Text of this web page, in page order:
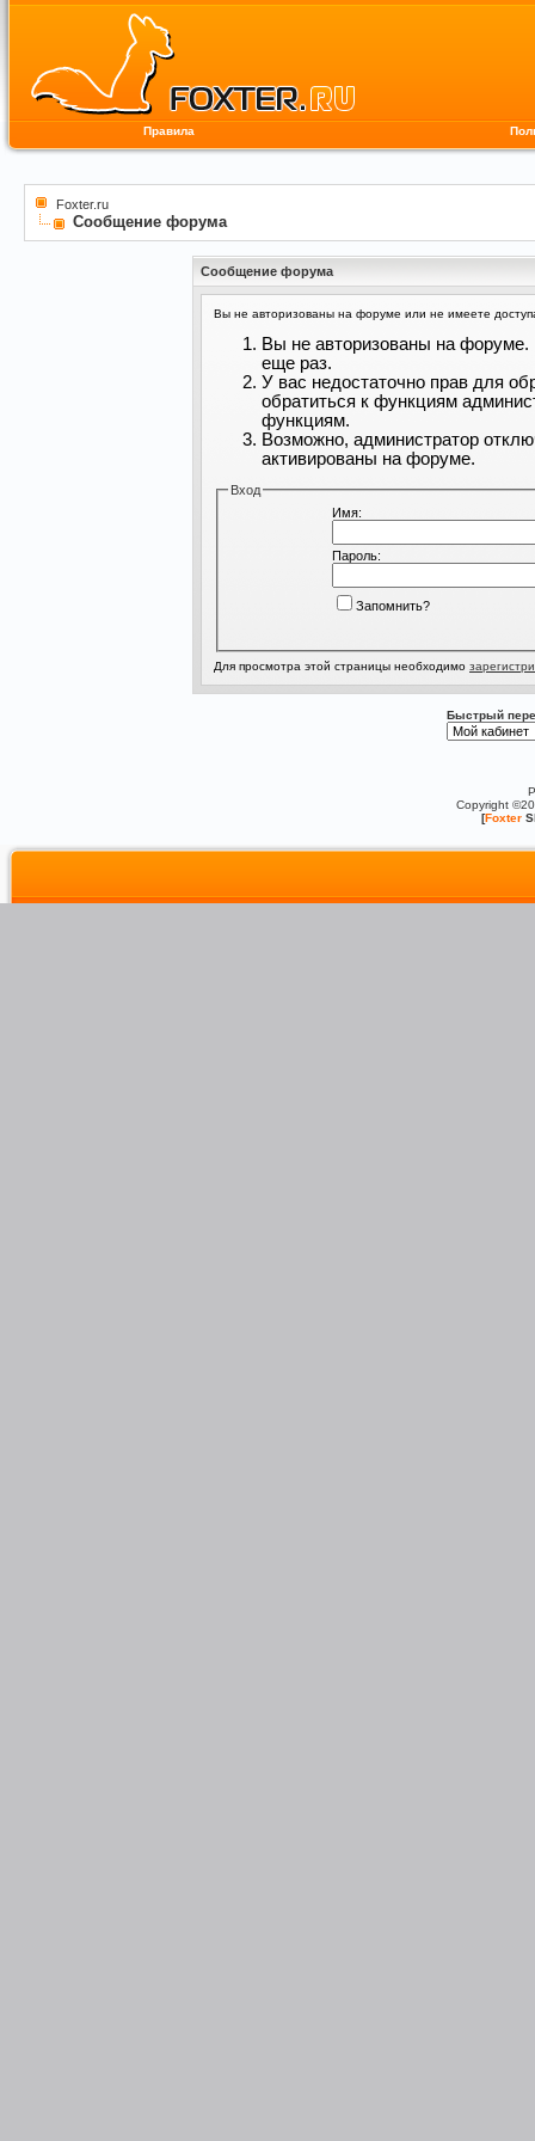
Правила
Foxter.ru
Сообщение форума
Сообщение форума
Вы не авторизованы на форуме или не имеете
Вы не авторизованы на форуме.
еще раз.
У вас недостаточно прав для
обратиться к функциям
функциям.
Возможно, администратор
активированы на форуме.
Вход
Имя:
Пароль:
Запомнить?
Для просмотра этой страницы необходимо
Быстрый
Copyright
[Foxter